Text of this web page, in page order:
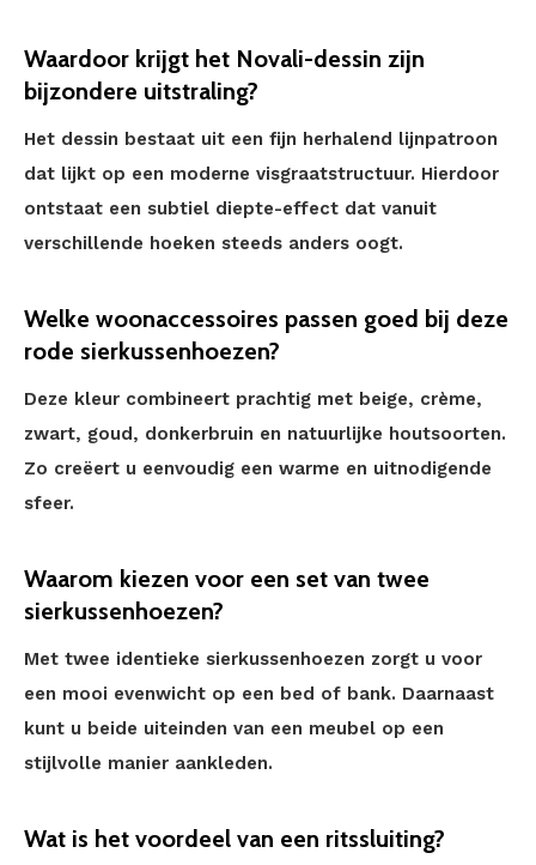
Waardoor krijgt het Novali-dessin zijn
bijzondere uitstraling?
Het dessin bestaat uit een fijn herhalend lijnpatroon
dat lijkt op een moderne visgraatstructuur. Hierdoor
ontstaat een subtiel diepte-effect dat vanuit
verschillende hoeken steeds anders oogt.
Welke woonaccessoires passen goed bij deze
rode sierkussenhoezen?
Deze kleur combineert prachtig met beige, crème,
zwart, goud, donkerbruin en natuurlijke houtsoorten.
Zo creëert u eenvoudig een warme en uitnodigende
sfeer.
Waarom kiezen voor een set van twee
sierkussenhoezen?
Met twee identieke sierkussenhoezen zorgt u voor
een mooi evenwicht op een bed of bank. Daarnaast
kunt u beide uiteinden van een meubel op een
stijlvolle manier aankleden.
Wat is het voordeel van een ritssluiting?